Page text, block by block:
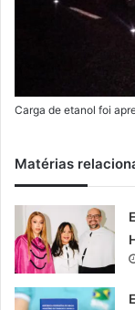
Carga de etanol foi
Matérias